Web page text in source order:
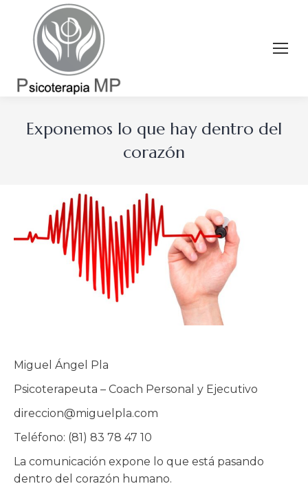
Exponemos lo que hay dentro del
corazón
Miguel Ángel Pla
Psicoterapeuta – Coach Personal y Ejecutivo
direccion@miguelpla.com
Teléfono: (81) 83 78 47 10
La comunicación expone lo que está pasando
dentro del corazón humano.